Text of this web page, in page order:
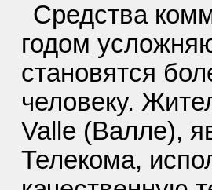
Средства
годом
становятся
человеку.
Valle (Валле),
Телекома,